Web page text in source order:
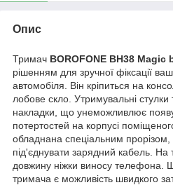
Опис
Тримач BOROFONE BH38 Magic
рішенням для зручної фіксації
автомобіля. Він кріпиться на
лобове скло. Утримувальні
накладки, що унеможливлює
потертостей на корпусі
обладнана спеціальним
під'єднувати зарядний кабель.
довжину ніжки виносу телефона.
тримача є можливість швидкого